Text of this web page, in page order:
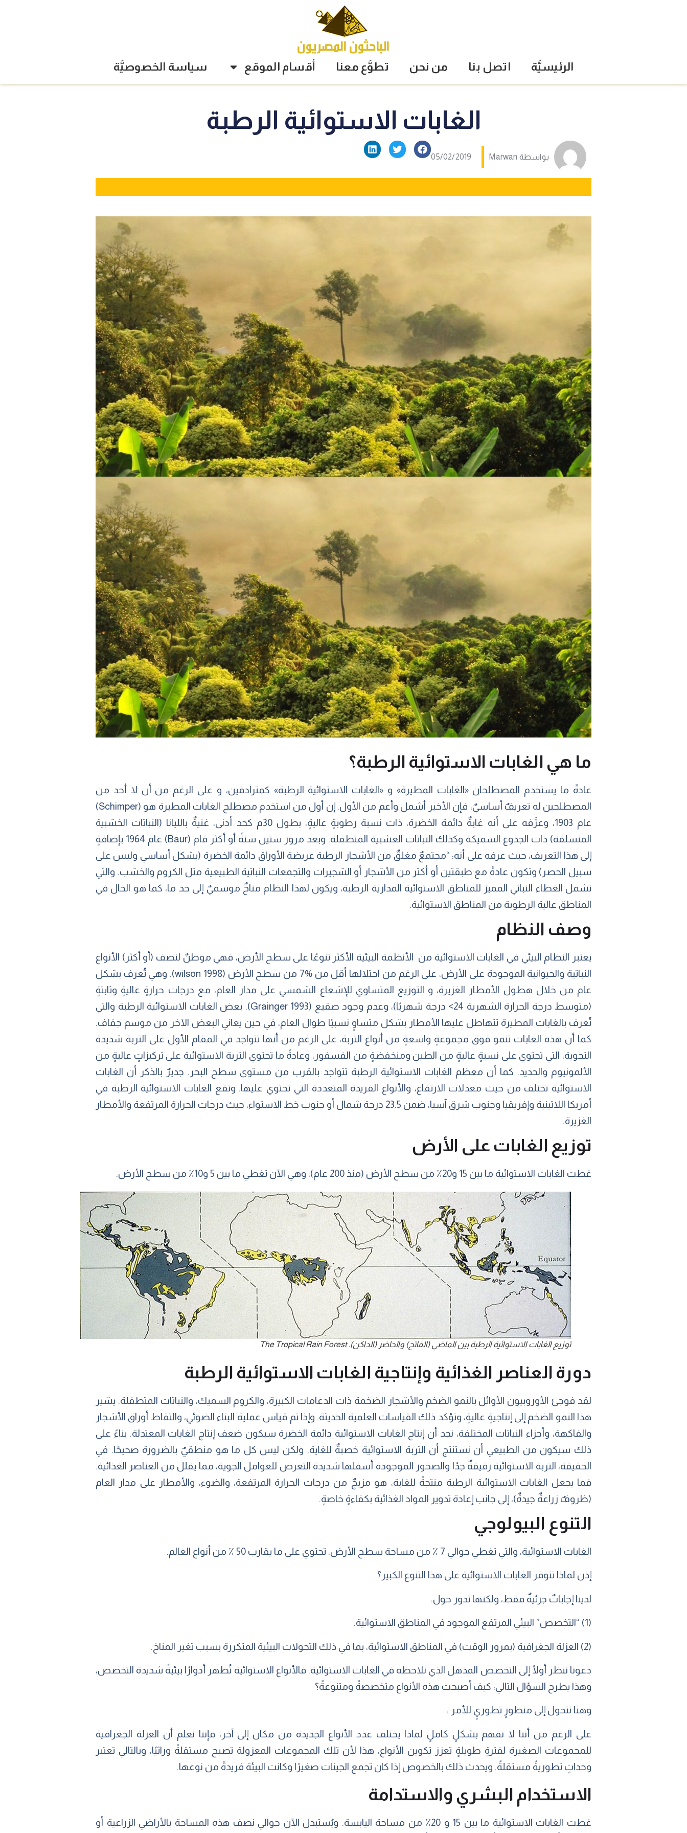
الرئيسيَّة اتصل بنا من نحن تطوَّع معنا أقسام الموقع سياسة الخصوصيَّة
الغابات الاستوائية الرطبة
بواسطة 05/02/2019
ما هي الغابات الاستوائية الرطبة؟
‎عادةً ما يستخدم المصطلحان «الغابات المطيرة» و «الغابات الاستوائية الرطبة» كمترادفين، و على الرغم من أن لا أحد من
المصطلحين له تعريفٌ أساسيٌ، فإن الأخير أشمل وأعم من الأول. إن ‎أول من استخدم مصطلح الغابات المطيرة هو (Schimper)
عام 1903، وعرَّفه على أنه غابةٌ دائمة الخضرة، ذات نسبة رطوبةٍ عاليةٍ، بطول 30م كحد أدنى، غنيةٌ بالليانا (النباتات الخشبية
المتسلقة) ذات الجذوع السميكة وكذلك النباتات العشبية المتطفلة. وبعد مرور ستين سنةً أو أكثر قام (Baur) عام 1964 بإضافةٍ
إلى هذا التعريف، حيث عرفه على أنه: “مجتمعٌ مغلقٌ من الأشجار الرطبة عريضة الأوراق دائمة الخضرة (بشكل أساسي وليس على
سبيل الحصر) وتكون عادةً مع طبقتين أو أكثر من الأشجار أو الشجيرات والتجمعات النباتية الطبيعية مثل الكروم والخشب. والتي
تشمل الغطاء النباتي المميز للمناطق الاستوائية المدارية الرطبة، ويكون لهذا النظام مناخٌ موسميٌ إلى حد ما، كما هو الحال في
المناطق عالية الرطوبة من المناطق الاستوائية.
وصف النظام
يعتبر النظام البيئي في الغابات الاستوائية من الأنظمة البيئية الأكثر تنوعًا على سطح الأرض، فهي موطنٌ لنصف (أو أكثر) الأنواع
النباتية والحيوانية الموجودة على الأرض، على الرغم من احتلالها أقل من %7؜ من سطح الأرض (wilson 1998). وهي تُعرف بشكل
عام من خلال هطول الأمطار الغزيرة، و التوزيع المتساوي للإشعاع الشمسي على مدار العام، مع درجات حرارةٍ عاليةٍ وثابتةٍ
(متوسط درجة الحرارة الشهرية 24> درجة شهريًا)، وعدم وجود صقيع (Grainger 1993). بعض الغابات الاستوائية الرطبة والتي
تُعرف بالغابات المطيرة تتهاطل عليها الأمطار بشكل متساوٍ نسبيًا طوال العام، في حين يعاني البعض الآخر من موسم جفاف.
كما أن هذه الغابات تنمو فوق مجموعةٍ واسعةٍ من أنواع التربة، على الرغم من أنها تتواجد في المقام الأول على التربة شديدة
التجوية، التي تحتوي على نسبةٍ عاليةٍ من الطين ومنخفضةٍ من الفسفور، وعادةً ما تحتوي التربة الاستوائية على تركيزاتٍ عاليةٍ من
الألمونيوم والحديد. كما أن معظم الغابات الاستوائية الرطبة تتواجد بالقرب من مستوى سطح البحر. جديرٌ بالذكر أن الغابات
الاستوائية تختلف من حيث معدلات الارتفاع، والأنواع الفريدة المتعددة التي تحتوي عليها. وتقع الغابات الاستوائية الرطبة في
أمريكا اللاتينية وإفريقيا وجنوب شرق آسيا، ضمن 23.5 درجة شمال أو جنوب خط الاستواء، حيث درجات الحرارة المرتفعة والأمطار
الغزيرة.
توزيع الغابات على الأرض
غطت الغابات الاستوائية ما بين 15 و20٪ من سطح الأرض (منذ 200 عام)، وهي الآن تغطي ما بين 5 و10٪ من سطح الأرض.
توزيع الغابات الاستوائية الرطبة بين الماضي (الفاتح) والحاضر (الداكن). The Tropical Rain Forest
دورة العناصر الغذائية وإنتاجية الغابات الاستوائية الرطبة
لقد فوجئ الأوروبيون الأوائل بالنمو الضخم والأشجار الضخمة ذات الدعامات الكبيرة، والكروم السميك، والنباتات المتطفلة. يشير
هذا النمو الضخم إلى إنتاجيةٍ عاليةٍ، وتؤكد ذلك القياسات العلمية الحديثة. وإذا تم قياس عملية البناء الضوئي، والتقاط أوراق الأشجار
والفاكهة، وأجزاء النباتات المختلفة، نجد أن إنتاج الغابات الاستوائية دائمة الخضرة سيكون ضعف إنتاج الغابات المعتدلة. بناءً على
ذلك سيكون من الطبيعي أن نستنتج أن التربة الاستوائية خصبةٌ للغاية. ولكن ليس كل ما هو منطقيٌ بالضرورة صحيحًا. في
الحقيقة، التربة الاستوائية رقيقةٌ جدًا والصخور الموجودة أسفلها شديدة التعرض للعوامل الجوية، مما يقلل من العناصر الغذائية.
فما يجعل الغابات الاستوائية الرطبة منتجةً للغاية، هو مزيجٌ من درجات الحرارة المرتفعة، والضوء، والأمطار على مدار العام
(ظروفٌ زراعةٌ جيدةٌ)، إلى جانب إعادة تدوير المواد الغذائية بكفاءةٍ خاصةٍ.
التنوع البيولوجي
الغابات الاستوائية، والتي تغطي حوالي 7 ٪ من مساحة سطح الأرض، تحتوي على ما يقارب 50 ٪ من أنواع العالم.
إذن لماذا تتوفر الغابات الاستوائية على هذا التنوع الكبير؟
لدينا إجاباتٌ جزئيةٌ فقط، ولكنها تدور حول:
(1) “التخصص” البيئي المرتفع الموجود في المناطق الاستوائية.
(2) العزلة الجغرافية (بمرور الوقت) في المناطق الاستوائية، بما في ذلك التحولات البيئية المتكررة بسبب تغير المناخ.
دعونا ننظر أولًا إلى التخصص المذهل الذي نلاحظه في الغابات الاستوائية. فالأنواع الاستوائية تُظهر أدوارًا بيئيةً شديدة التخصص،
وهذا يطرح السؤال التالي: كيف أصبحت هذه الأنواع متخصصةً ومتنوعةً؟
وهنا نتحول إلى منظورٍ تطوريٍ للأمر :
على الرغم من أننا لا نفهم بشكلٍ كاملٍ لماذا يختلف عدد الأنواع الجديدة من مكان إلى آخر، فإننا نعلم أن العزلة الجغرافية
للمجموعات الصغيرة لفترةٍ طويلةٍ تعزز تكوين الأنواع، هذا لأن تلك المجموعات المعزولة تصبح مستقلةً وراثيًا، وبالتالي تعتبر
وحداتٍ تطوريةً مستقلةً. ويحدث ذلك بالخصوص إذا كان تجمع الجينات صغيرًا وكانت البيئة فريدةً من نوعها.
الاستخدام البشري والاستدامة
غطت الغابات الاستوائية ما بين 15 و 20٪ من مساحة اليابسة. ويُستبدل الآن حوالي نصف هذه المساحة بالأراضي الزراعية أو